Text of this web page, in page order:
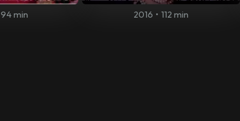
94 min 2016 • 112 min